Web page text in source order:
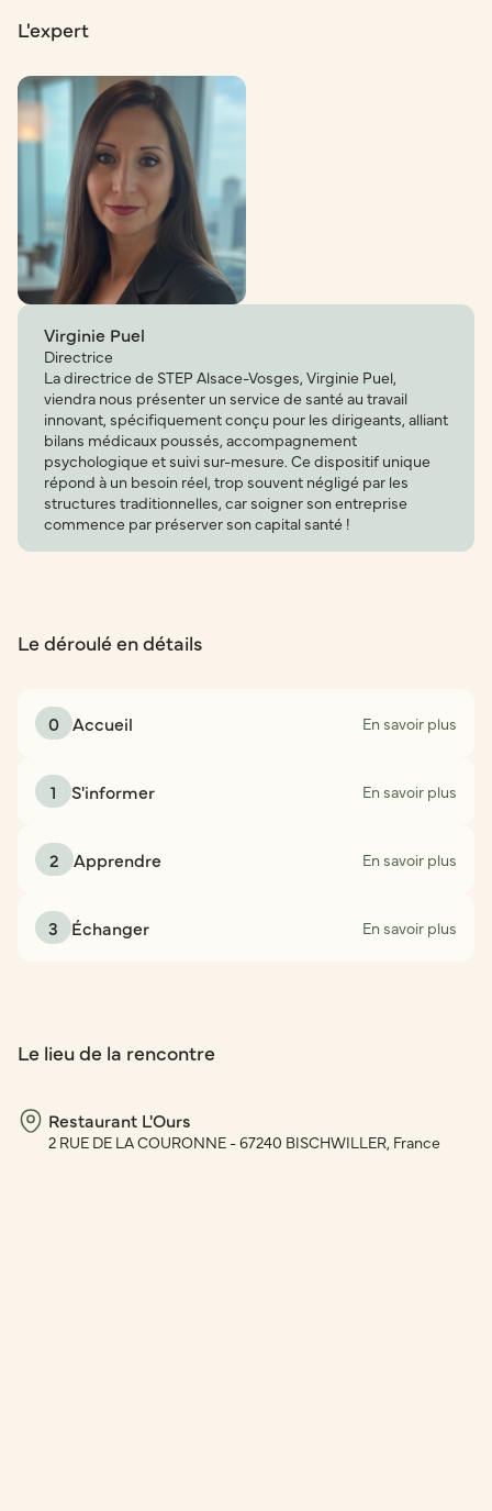
L'expert
Virginie Puel
Directrice
La directrice de STEP Alsace-Vosges, Virginie Puel,
viendra nous présenter un service de santé au travail
innovant, spécifiquement conçu pour les dirigeants, alliant
bilans médicaux poussés, accompagnement
psychologique et suivi sur-mesure. Ce dispositif unique
répond à un besoin réel, trop souvent négligé par les
structures traditionnelles, car soigner son entreprise
commence par préserver son capital santé !
Le déroulé en détails
0 Accueil En savoir plus
1 S'informer En savoir plus
2 Apprendre En savoir plus
3 Échanger En savoir plus
Le lieu de la rencontre
Restaurant L'Ours
2 RUE DE LA COURONNE - 67240 BISCHWILLER, France